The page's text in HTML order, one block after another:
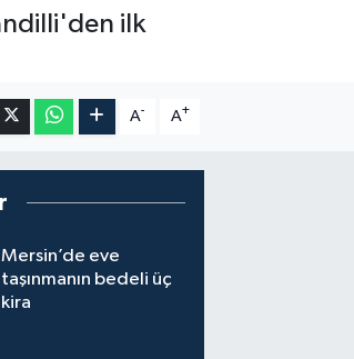
ilk
A- A+
Mersin’de eve
taşınmanın bedeli üç
kira